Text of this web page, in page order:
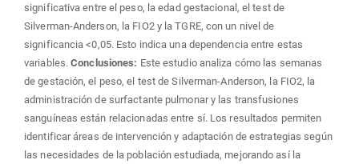
significativa entre el peso, la edad gestacional, el test de
Silverman-Anderson, la FIO2 y la TGRE, con un nivel de
significancia <0,05. Esto indica una dependencia entre estas
variables.Conclusiones: Este estudio analiza cómo las semanas
de gestación, el peso, el test de Silverman-Anderson, la FIO2, la
administración de surfactante pulmonar y las transfusiones
sanguíneas están relacionadas entre sí. Los resultados permiten
identificar áreas de intervención y adaptación de estrategias según
las necesidades de la población estudiada, mejorando así la